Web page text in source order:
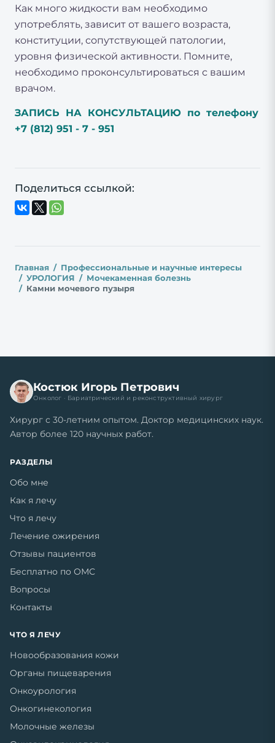
Как много жидкости вам необходимо
употреблять, зависит от вашего возраста,
конституции, сопутствующей патологии,
уровня физической активности. Помните,
необходимо проконсультироваться с вашим
врачом.
ЗАПИСЬ НА КОНСУЛЬТАЦИЮ по телефону
+7 (812) 951 - 7 - 951
Поделиться ссылкой:
Главная
Профессиональные и научные интересы
УРОЛОГИЯ
Мочекаменная болезнь
Камни мочевого пузыря
Костюк Игорь Петрович
Онколог · Бариатрический и реконструктивный хирург
Хирург с 30-летним опытом. Доктор медицинских наук.
Автор более 120 научных работ.
РАЗДЕЛЫ
Обо мне
Как я лечу
Что я лечу
Лечение ожирения
Отзывы пациентов
Бесплатно по ОМС
Вопросы
Контакты
ЧТО Я ЛЕЧУ
Новообразования кожи
Органы пищеварения
Онкоурология
Онкогинекология
Молочные железы